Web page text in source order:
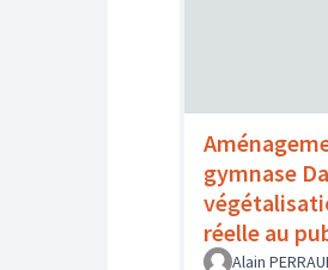
gymnase
réelle au
Alain